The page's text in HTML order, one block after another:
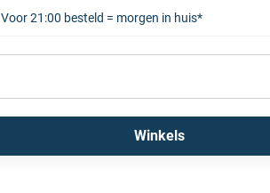
Voor 21:00 besteld = morgen in huis*
Winkels